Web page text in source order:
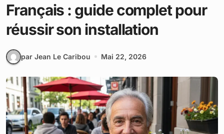
Français : guide complet pour
réussir son installation
par Jean Le Caribou Mai 22, 2026